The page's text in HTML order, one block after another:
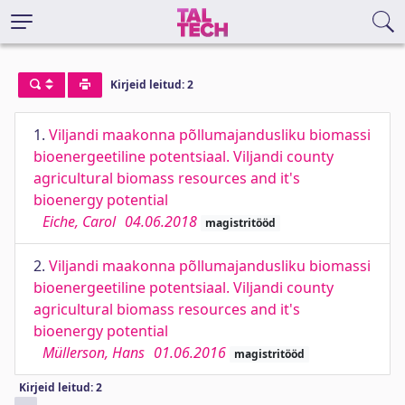
Kirjeid leitud: 2
1. Viljandi maakonna põllumajandusliku biomassi
bioenergeetiline potentsiaal. Viljandi county
agricultural biomass resources and it's
bioenergy potential
Eiche, Carol 04.06.2018 magistritööd
2. Viljandi maakonna põllumajandusliku biomassi
bioenergeetiline potentsiaal. Viljandi county
agricultural biomass resources and it's
bioenergy potential
Müllerson, Hans 01.06.2016 magistritööd
Kirjeid leitud: 2